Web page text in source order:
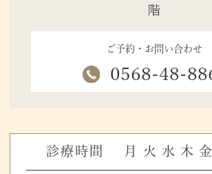
階
ご予約・お問い合わせ
0568-48-
診療時間 月 火 水 木 金